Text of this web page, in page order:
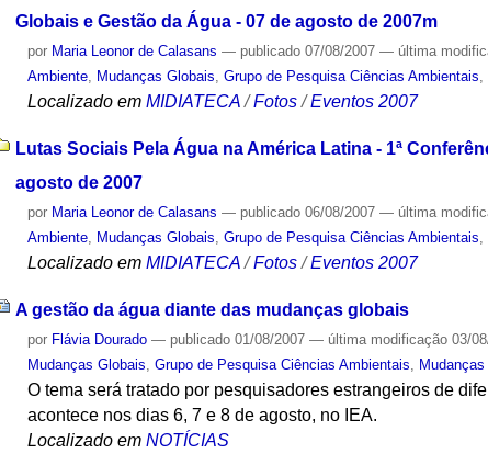
Globais e Gestão da Água - 07 de agosto de 2007m
por Maria Leonor de Calasans — publicado 07/08/2007— última
Ambiente, Mudanças Globais,Grupo de Pesquisa Ciências Ambientais,
Localizado em MIDIATECA /Fotos /Eventos 2007
Lutas Sociais Pela Água na América Latina - 1ª
agosto de 2007
por Maria Leonor de Calasans — publicado 06/08/2007— última
Ambiente, Mudanças Globais,Grupo de Pesquisa Ciências Ambientais,
Localizado em MIDIATECA /Fotos /Eventos 2007
A gestão da água diante das mudanças globais
por Flávia Dourado — publicado 01/08/2007— última modificação 03/
Mudanças Globais ,Grupo de Pesquisa Ciências Ambientais
O tema será tratado por pesquisadores estrangeiros de
acontece nos dias 6, 7 e 8 de agosto, no IEA.
Localizado em NOTÍCIAS